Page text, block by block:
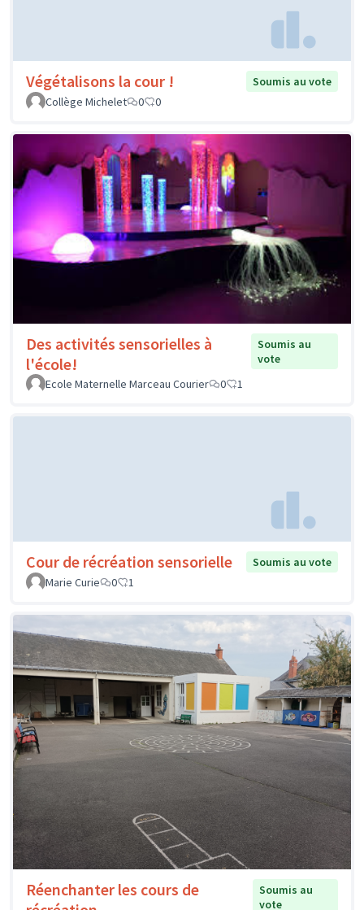
Végétalisons la cour !
Soumis au vote
Collège Michelet
0 0
Des activités sensorielles à
l'école!
Soumis au
vote
Ecole Maternelle Marceau Courier
0 1
Cour de récréation sensorielle
Soumis au vote
Marie Curie
0 1
Réenchanter les cours de
Soumis au
vote